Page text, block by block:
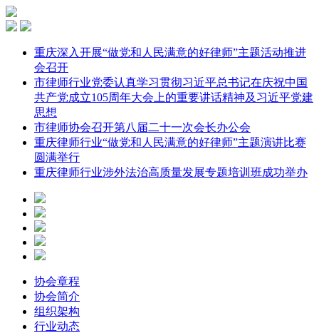
重庆深入开展“做党和人民满意的好律师”主题活动推进
会召开
市律师行业党委认真学习贯彻习近平总书记在庆祝中国
共产党成立105周年大会上的重要讲话精神及习近平党建
思想
市律师协会召开第八届二十一次会长办公会
重庆律师行业“做党和人民满意的好律师”主题演讲比赛
圆满举行
重庆律师行业涉外法治高质量发展专题培训班成功举办
协会章程
协会简介
组织架构
行业动态